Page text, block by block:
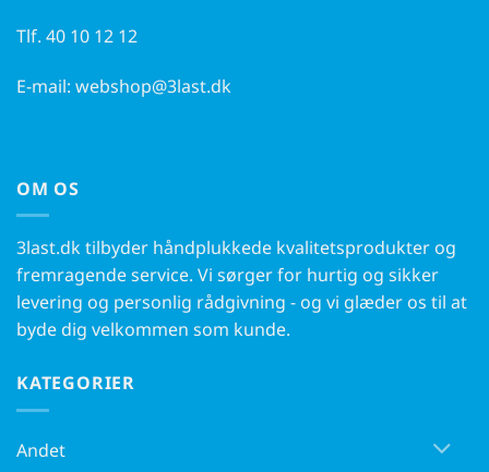
Tlf. 40 10 12 12
E-mail: webshop@3last.dk
OM OS
3last.dk tilbyder håndplukkede kvalitetsprodukter og
fremragende service. Vi sørger for hurtig og sikker
levering og personlig rådgivning - og vi glæder os til at
byde dig velkommen som kunde.
KATEGORIER
Andet